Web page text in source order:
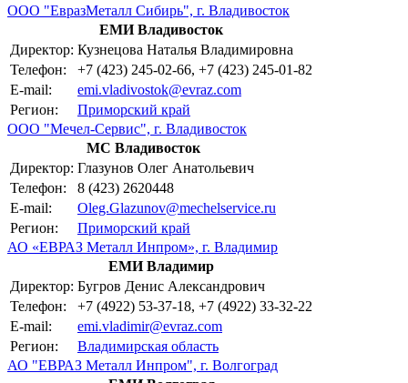
ООО "ЕвразМеталл Сибирь", г. Владивосток
ЕМИ Владивосток
Директор: Кузнецова Наталья Владимировна
Телефон:
+7 (423) 245-02-66, +7 (423) 245-01-82
E-mail:
emi.vladivostok@evraz.com
Регион:
Приморский край
ООО "Мечел-Сервис", г. Владивосток
МС Владивосток
Директор: Глазунов Олег Анатольевич
Телефон:
8 (423) 2620448
E-mail:
Oleg.Glazunov@mechelservice.ru
Регион:
Приморский край
АО «ЕВРАЗ Металл Инпром», г. Владимир
ЕМИ Владимир
Директор: Бугров Денис Александрович
Телефон:
+7 (4922) 53-37-18, +7 (4922) 33-32-22
E-mail:
emi.vladimir@evraz.com
Регион:
Владимирская область
АО "ЕВРАЗ Металл Инпром", г. Волгоград